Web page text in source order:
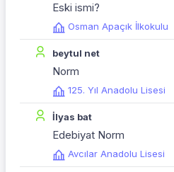
Eski ismi?
Osman Apaçık İlkokulu
beytul net
Norm
125. Yıl Anadolu Lisesi
İlyas bat
Edebiyat Norm
Avcılar Anadolu Lisesi